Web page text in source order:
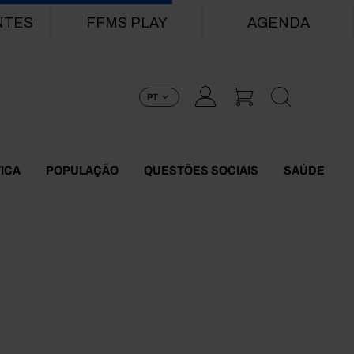
FFMS PLAY AGENDA
PT
POPULAÇÃO QUESTÕES SOCIAIS SAÚDE